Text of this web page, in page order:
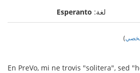
لغة: Esperanto
)
En PreVo, mi ne trovis "solitera", sed